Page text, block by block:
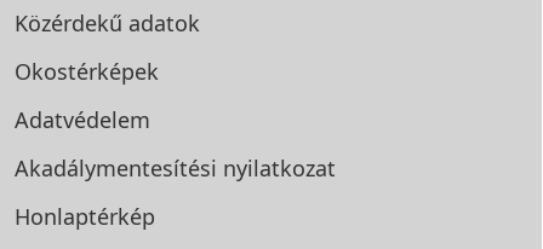
Közérdekű adatok
Okostérképek
Adatvédelem
Akadálymentesítési nyilatkozat
Honlaptérkép